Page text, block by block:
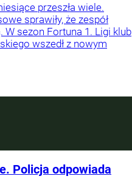
przeszła wiele.
sprawiły, że zespół
W sezon Fortuna 1. Ligi klub
wszedł z nowym
Policja odpowiada